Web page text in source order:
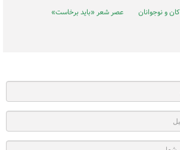
و نوجوانان
عصر شعر «باید برخاست»